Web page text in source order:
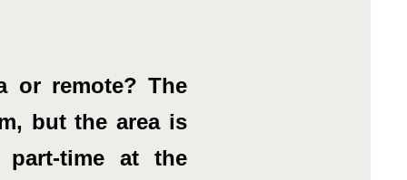
or remote? The
but the area is
time at the